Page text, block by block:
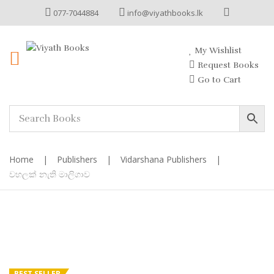
077-7044884 info@viyathbooks.lk
My Wishlist
Request Books
Go to Cart
Home | Publishers | Vidarshana Publishers
|
වහලක් නැති මාලිගාව